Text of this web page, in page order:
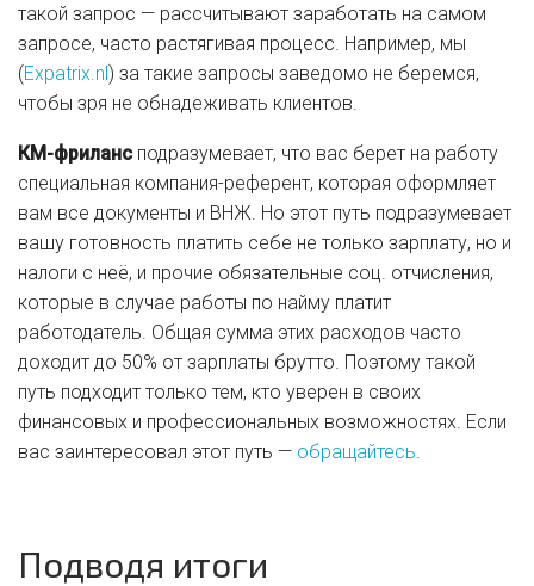
такой запрос — рассчитывают заработать на самом
запросе, часто растягивая процесс. Например, мы
(Expatrix.nl) за такие запросы заведомо не беремся,
чтобы зря не обнадеживать клиентов.
КМ-фриланс подразумевает, что вас берет на работу
специальная компания-референт, которая оформляет
вам все документы и ВНЖ. Но этот путь подразумевает
вашу готовность платить себе не только зарплату, но и
налоги с неё, и прочие обязательные соц. отчисления,
которые в случае работы по найму платит
работодатель. Общая сумма этих расходов часто
доходит до 50% от зарплаты брутто. Поэтому такой
путь подходит только тем, кто уверен в своих
финансовых и профессиональных возможностях. Если
вас заинтересовал этот путь — обращайтесь
Подводя итоги